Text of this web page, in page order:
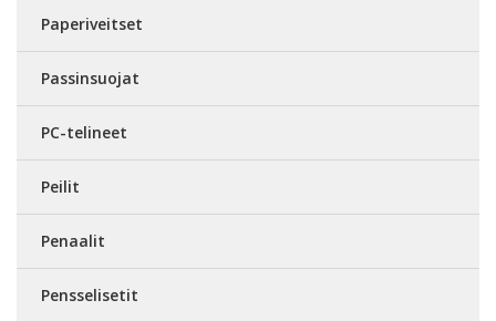
Paperiveitset
Passinsuojat
PC-telineet
Peilit
Penaalit
Pensselisetit